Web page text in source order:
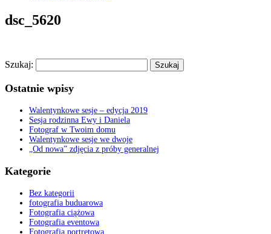
dsc_5620
Szukaj:
Ostatnie wpisy
Walentynkowe sesje – edycja 2019
Sesja rodzinna Ewy i Daniela
Fotograf w Twoim domu
Walentynkowe sesje we dwoje
„Od nowa” zdjęcia z próby generalnej
Kategorie
Bez kategorii
fotografia buduarowa
Fotografia ciążowa
Fotografia eventowa
Fotografia portretowa